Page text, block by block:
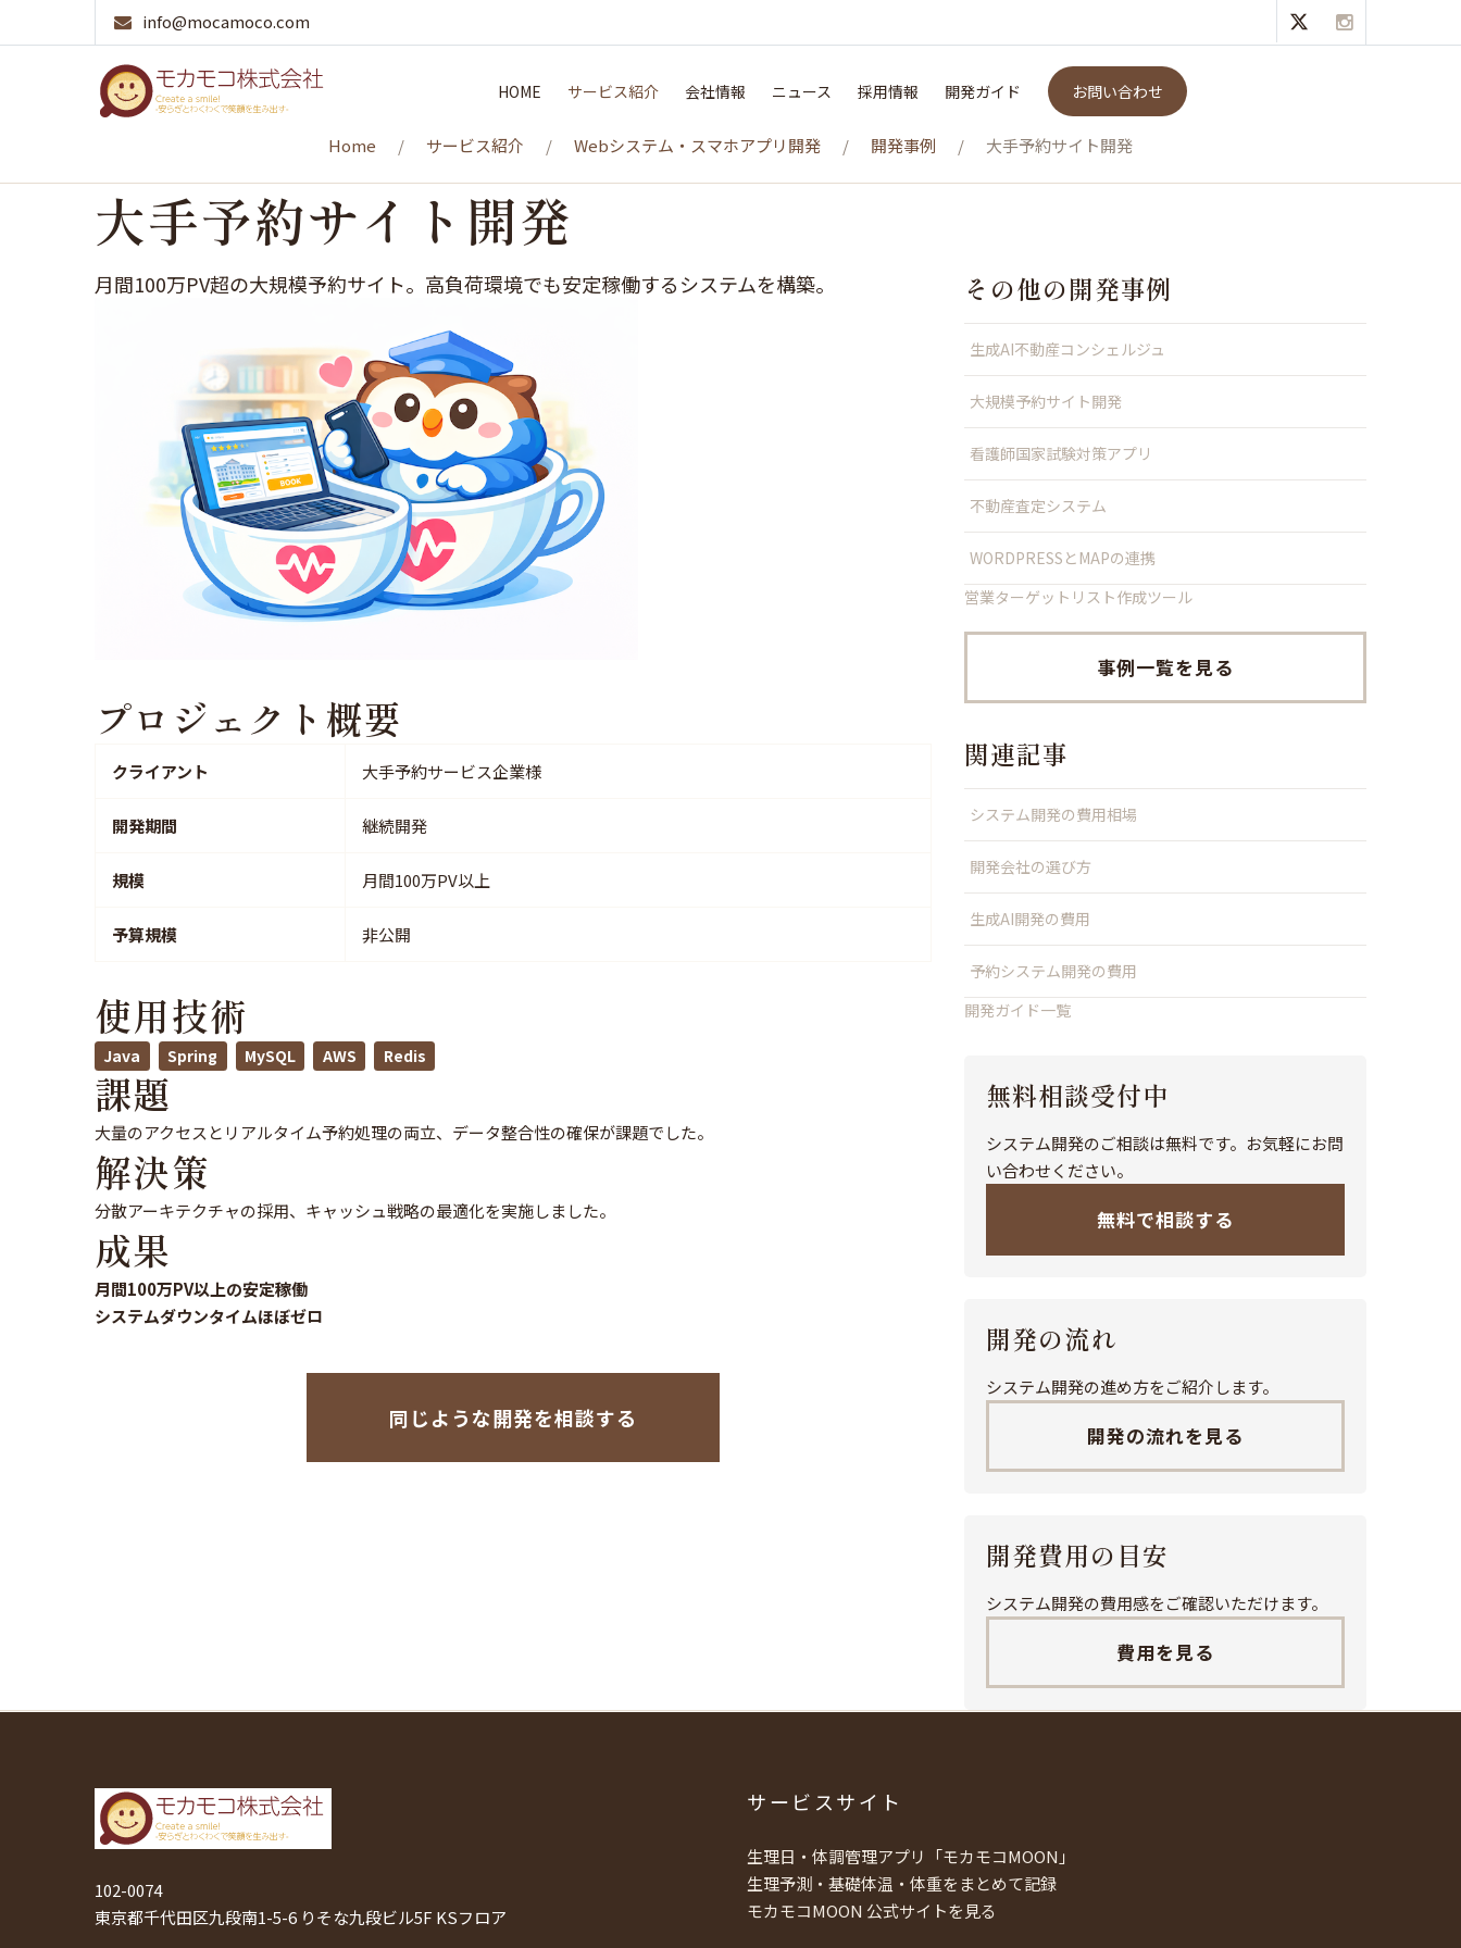
info@mocamoco.com
HOME サービス紹介 会社情報 ニュース 採用情報 開発ガイド お問い合わせ
Home サービス紹介 Webシステム・スマホアプリ開発 開発事例 大手予約サイト開発
大手予約サイト開発
月間100万PV超の大規模予約サイト。高負荷環境でも安定稼働するシステムを構築。
プロジェクト概要
クライアント 大手予約サービス企業様
開発期間 継続開発
規模 月間100万PV以上
予算規模 非公開
使用技術
Java Spring MySQL AWS Redis
課題
大量のアクセスとリアルタイム予約処理の両立、データ整合性の確保が課題でした。
解決策
分散アーキテクチャの採用、キャッシュ戦略の最適化を実施しました。
成果
月間100万PV以上の安定稼働
システムダウンタイムほぼゼロ
同じような開発を相談する
その他の開発事例
生成AI不動産コンシェルジュ
大規模予約サイト開発
看護師国家試験対策アプリ
不動産査定システム
WORDPRESSとMAPの連携
営業ターゲットリスト作成ツール
事例一覧を見る
関連記事
システム開発の費用相場
開発会社の選び方
生成AI開発の費用
予約システム開発の費用
開発ガイド一覧
無料相談受付中
システム開発のご相談は無料です。お気軽にお問
い合わせください。
無料で相談する
開発の流れ
システム開発の進め方をご紹介します。
開発の流れを見る
開発費用の目安
システム開発の費用感をご確認いただけます。
費用を見る
102-0074
東京都千代田区九段南1-5-6 りそな九段ビル5F KSフロア
サービスサイト
生理日・体調管理アプリ「モカモコMOON」
生理予測・基礎体温・体重をまとめて記録
モカモコMOON 公式サイトを見る